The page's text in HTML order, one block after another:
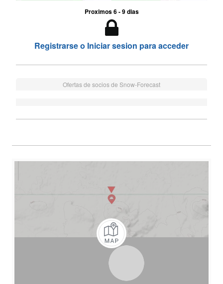
Proximos 6 - 9 dias
Registrarse o Iniciar sesion para acceder
Ofertas de socios de Snow-Forecast